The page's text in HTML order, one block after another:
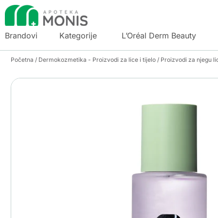
Brandovi Kategorije L’Oréal Derm Beauty
Početna / Dermokozmetika - Proizvodi za lice i tijelo / Proizvodi za njegu